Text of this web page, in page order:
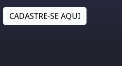
CADASTRE-SE AQUI